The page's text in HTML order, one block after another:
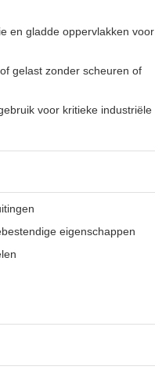
en gladde oppervlakken voor
gelast zonder scheuren of
voor kritieke industriële
eigenschappen